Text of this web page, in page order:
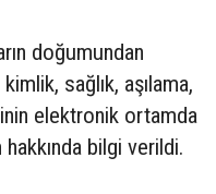
doğumundan
sağlık, aşılama,
elektronik ortamda
bilgi verildi.